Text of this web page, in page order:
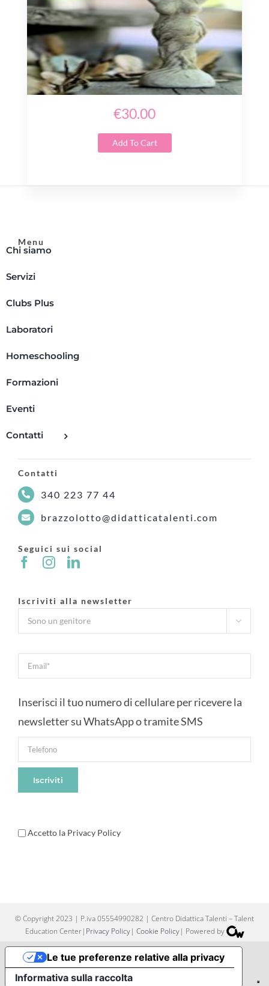
€30.00
Add To Cart
Menu
Chi siamo
Servizi
Clubs Plus
Laboratori
Homeschooling
Formazioni
Eventi
Contatti
Contatti
340 223 77 44
brazzolotto@didatticatalenti.com
Seguici sui social
Iscriviti alla newsletter

Inserisci il tuo numero di cellulare per ricevere la
newsletter su WhatsApp o tramite SMS
Accetto la Privacy Policy
© Copyright 2023 | P.iva 05554990282 | Centro Didattica Talenti – Talent
Education Center| Privacy Policy| Cookie Policy| Powered by
Informativa sulla raccolta
Le tue preferenze relative alla privacy